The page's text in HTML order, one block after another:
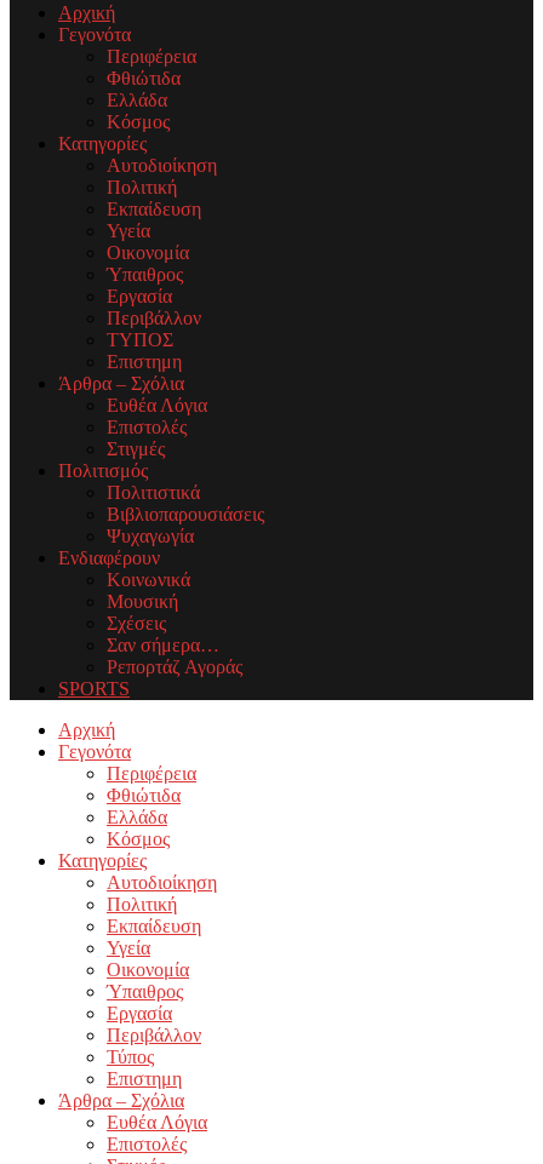
Αρχική
Γεγονότα
Περιφέρεια
Φθιώτιδα
Ελλάδα
Κόσμος
Κατηγορίες
Αυτοδιοίκηση
Πολιτική
Εκπαίδευση
Υγεία
Οικονομία
Ύπαιθρος
Εργασία
Περιβάλλον
ΤΥΠΟΣ
Επιστημη
Άρθρα – Σχόλια
Ευθέα Λόγια
Επιστολές
Στιγμές
Πολιτισμός
Πολιτιστικά
Βιβλιοπαρουσιάσεις
Ψυχαγωγία
Ενδιαφέρουν
Κοινωνικά
Μουσική
Σχέσεις
Σαν σήμερα…
Ρεπορτάζ Αγοράς
SPORTS
Facebook
Twitter
Instagram
Youtube
Email
Αρχική
Γεγονότα
Περιφέρεια
Φθιώτιδα
Ελλάδα
Κόσμος
Κατηγορίες
Αυτοδιοίκηση
Πολιτική
Εκπαίδευση
Υγεία
Οικονομία
Ύπαιθρος
Εργασία
Περιβάλλον
Τύπος
Επιστημη
Άρθρα – Σχόλια
Ευθέα Λόγια
Επιστολές